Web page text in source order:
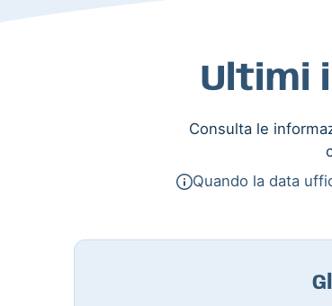
Ultimi
Consulta le
Quando la data